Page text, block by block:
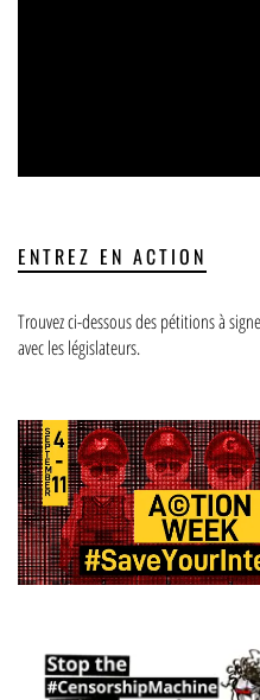
ENTREZ EN ACTION
Trouvez ci-dessous des pétitions à
avec les législateurs.